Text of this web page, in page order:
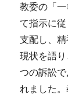
教委の「
て指示に
支配し、
現状を語
つの訴訟
れました